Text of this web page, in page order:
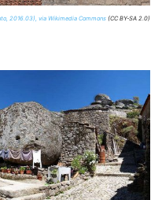
2016.03), via Wikimedia Commons (CC BY-SA 2.0)